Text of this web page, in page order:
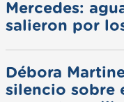
Mercedes:
salieron por
Débora
silencio sobre